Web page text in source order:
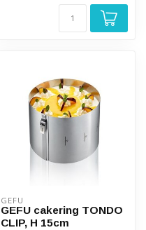
GEFU
GEFU cakering TONDO
CLIP, H 15cm